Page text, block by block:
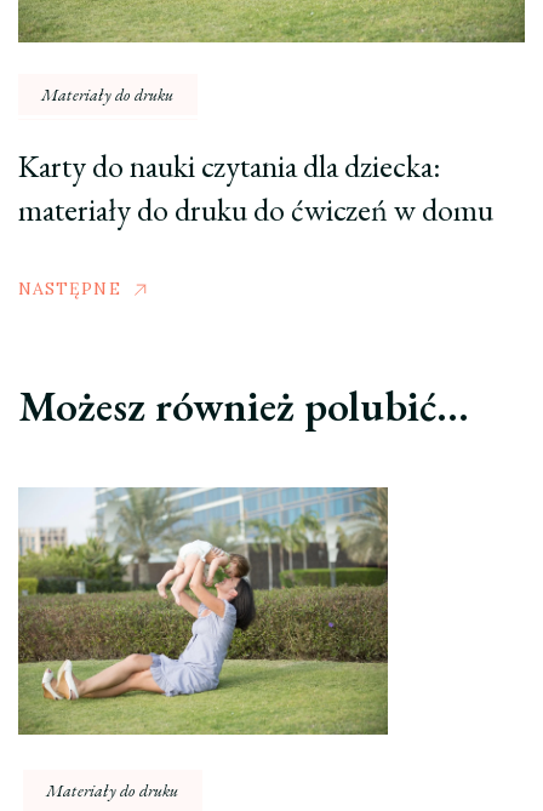
Materiały do druku
Karty do nauki czytania dla dziecka:
materiały do druku do ćwiczeń w domu
NASTĘPNE
Możesz również polubić…
Materiały do druku